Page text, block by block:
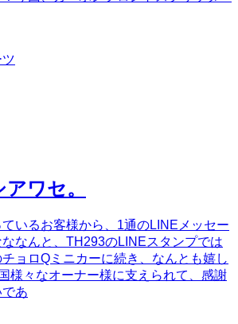
ワセ。
いるお客様から、1通のLINEメッセー
なんと、TH293のLINEスタンプでは
ョロQミニカーに続き、なんとも嬉し
様々なオーナー様に支えられて、感謝
あ